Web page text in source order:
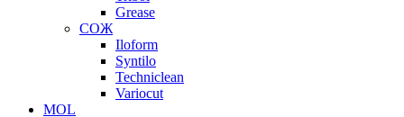
Grease
СОЖ
Iloform
Syntilo
Techniclean
Variocut
MOL